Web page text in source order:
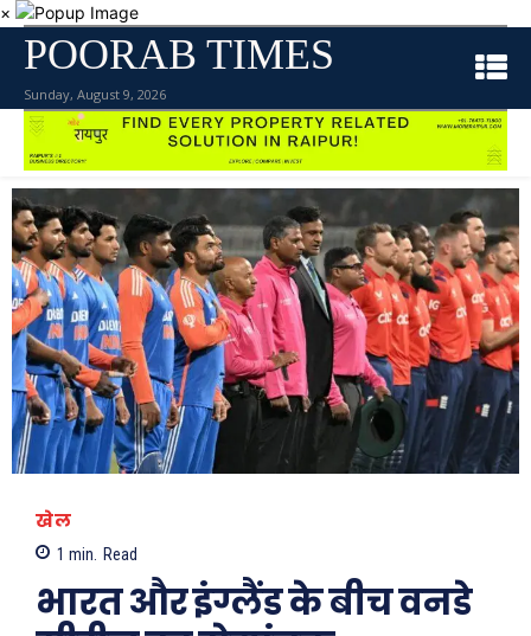
×
POORAB TIMES
Sunday, August 9, 2026
खेल
1 min. Read
भारत और इंग्लैंड के बीच वनडे